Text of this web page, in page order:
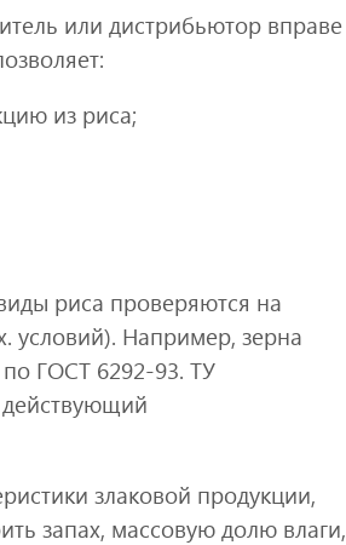
или дистрибьютор вправе
из риса;
риса проверяются на
условий). Например, зерна
по ГОСТ 6292-93. ТУ
действующий
злаковой продукции,
запах, массовую долю влаги,